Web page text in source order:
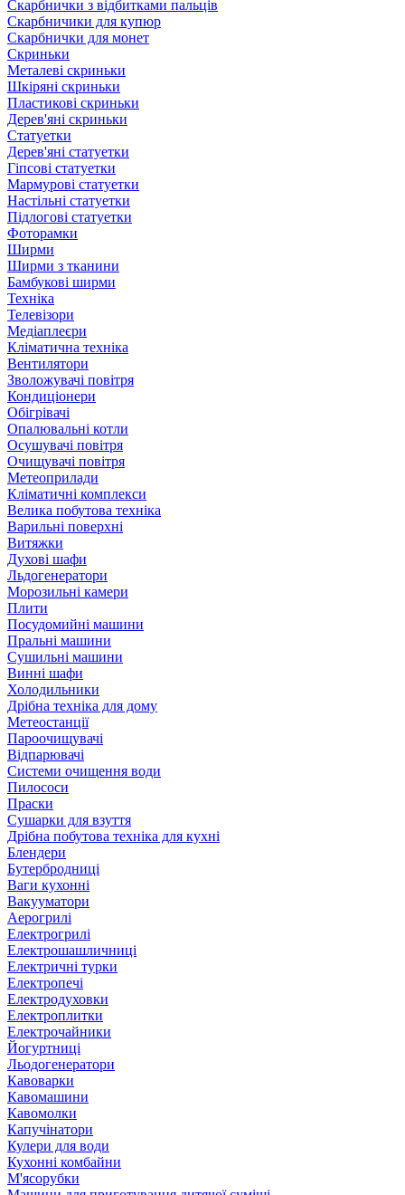
Скарбнички з відбитками пальців
Скарбничики для купюр
Скарбнички для монет
Скриньки
Металеві скриньки
Шкіряні скриньки
Пластикові скриньки
Дерев'яні скриньки
Статуетки
Дерев'яні статуетки
Гіпсові статуетки
Мармурові статуетки
Настільні статуетки
Підлогові статуетки
Фоторамки
Ширми
Ширми з тканини
Бамбукові ширми
Техніка
Телевізори
Медіаплеєри
Кліматична техніка
Вентилятори
Зволожувачі повітря
Кондиціонери
Обігрівачі
Опалювальні котли
Осушувачі повітря
Очищувачі повітря
Метеоприлади
Кліматичні комплекси
Велика побутова техніка
Варильні поверхні
Витяжки
Духові шафи
Льдогенератори
Морозильні камери
Плити
Посудомийні машини
Пральні машини
Сушильні машини
Винні шафи
Холодильники
Дрібна техніка для дому
Метеостанції
Пароочищувачі
Відпарювачі
Системи очищення води
Пилососи
Праски
Сушарки для взуття
Дрібна побутова техніка для кухні
Блендери
Бутербродниці
Ваги кухонні
Вакууматори
Аерогрилі
Електрогрилі
Електрошашличниці
Електричні турки
Електропечі
Електродуховки
Електроплитки
Електрочайники
Йогуртниці
Льодогенератори
Кавоварки
Кавомашини
Кавомолки
Капучінатори
Кулери для води
Кухонні комбайни
М'ясорубки